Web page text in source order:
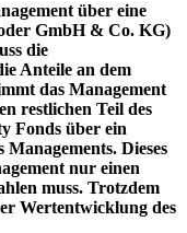
über eine
GmbH & Co. KG)
die
Anteile an dem
das Management
restlichen Teil des
Fonds über ein
Dieses
nur einen
muss. Trotzdem
Wertentwicklung des